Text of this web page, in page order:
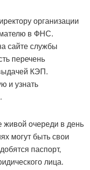
организации
в ФНС.
сайте службы
перечень
КЭП.
и узнать
живой очереди в день
могут быть свои
паспорт,
лица.